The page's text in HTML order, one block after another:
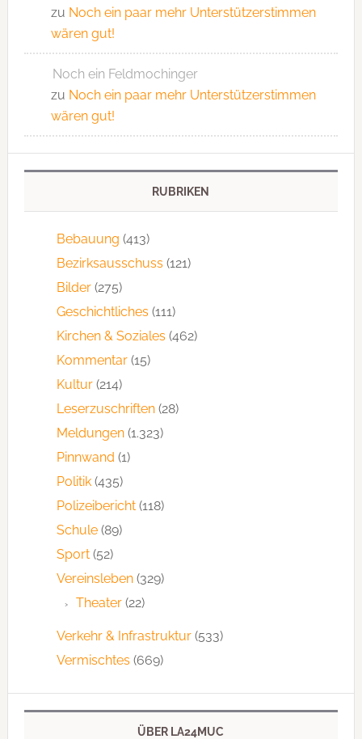
zu Noch ein paar mehr Unterstützerstimmen
wären gut!
Noch ein Feldmochinger
zu Noch ein paar mehr Unterstützerstimmen
wären gut!
RUBRIKEN
Bebauung (413)
Bezirksausschuss (121)
Bilder(275)
Geschichtliches (111)
Kirchen & Soziales (462)
Kommentar(15)
Kultur(214)
Leserzuschriften(28)
Meldungen(1.323)
Pinnwand (1)
Politik(435)
Polizeibericht(118)
Schule(89)
Sport(52)
Vereinsleben(329)
Theater(22)
Verkehr & Infrastruktur(533)
Vermischtes (669)
ÜBER LA24MUC